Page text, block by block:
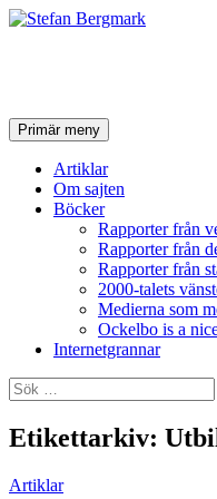
SökPrimär meny Hoppa
till
innehåll
Artiklar
Om sajten
Böcker
Rapporter från
Rapporter från
Rapporter från
2000-talets
Medierna som
Ockelbo is a
Internetgrannar
Sök
efter:
Etikettarkiv:
Artiklar